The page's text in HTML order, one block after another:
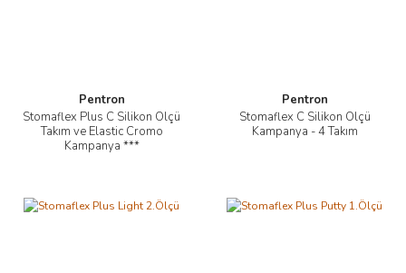
Pentron
Stomaflex Plus C Silikon Ölçü
Takım ve Elastic Cromo
Kampanya ***
Pentron
Stomaflex C Silikon Ölçü
Kampanya - 4 Takım